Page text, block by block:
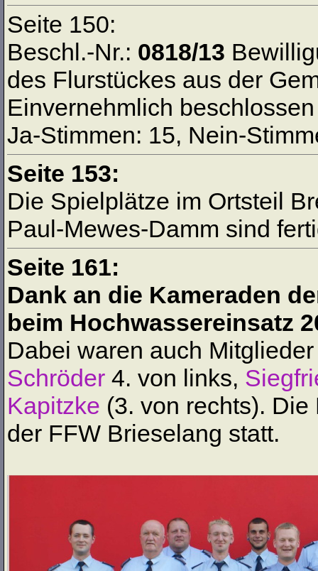
Seite 150:
Beschl.-Nr.: 0818/13
des Flurstückes aus der
Einvernehmlich beschlossen
Ja-Stimmen: 15, Nein-
Seite 153:
Die Spielplätze im Ortsteil
Paul-Mewes-Damm sind
Seite 161:
Dank an die Kameraden
beim Hochwassereinsatz
Dabei waren auch
Schröder 4. von links,
Kapitzke (3. von rechts).
der FFW Brieselang statt.